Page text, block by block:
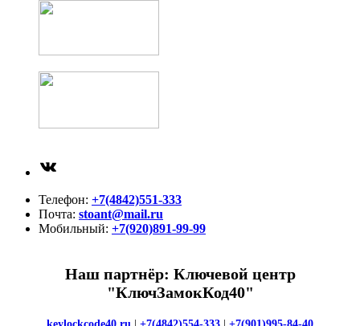
Телефон: +7(4842)551-333
Почта: stoant@mail.ru
Мобильный: +7(920)891-99-99
Наш партнёр: Ключевой центр
"КлючЗамокКод40"